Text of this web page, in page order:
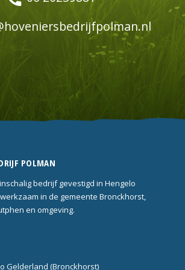
POLMAN
bedrijf gevestigd in Hengelo
in de gemeente Bronckhorst,
en omgeving.
Gelderland (Bronckhorst)